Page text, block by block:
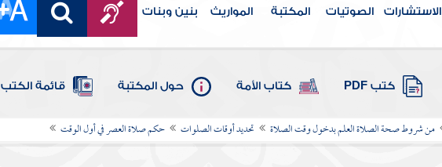
الاستشارات الصوتيات المكتبة المواريث بنين وبنات
كتب PDF كتاب الأمة حول المكتبة قائمة الكتب
من شروط صحة الصلاة العلم بدخول وقت الصلاة تحديد أوقات الصلوات حكم صلاة العصر في أول الوقت